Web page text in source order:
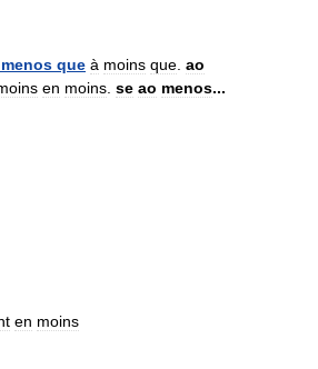
menos que à moins que ao
en moins se ao menos...
en moins